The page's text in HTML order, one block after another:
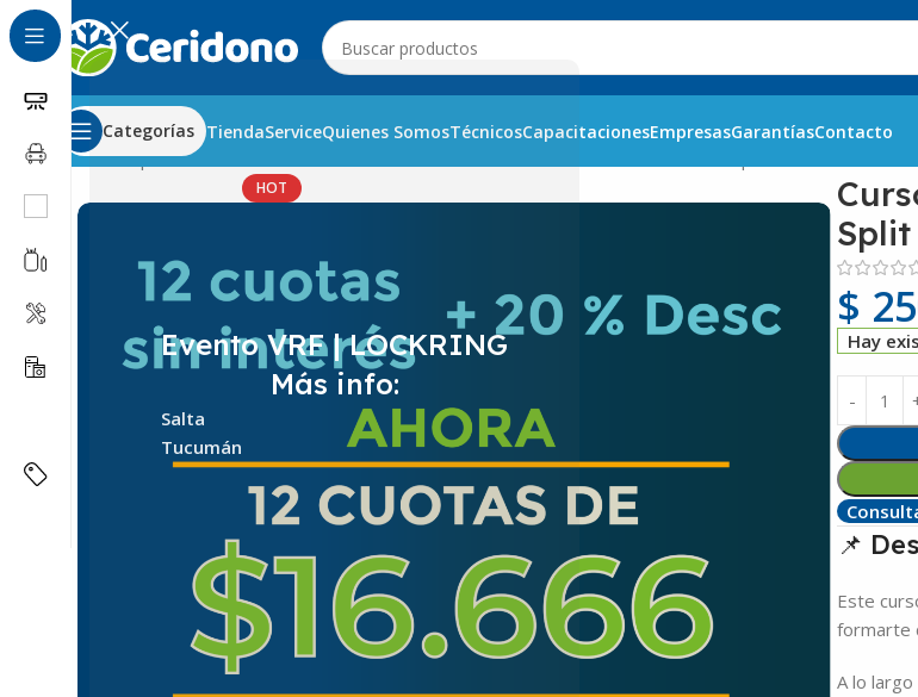
Evento VRF | LOCKRING
Más info:
Salta
Tucumán
Categorías TiendaServiceQuienes SomosTécnicosCapacitacionesEmpresasGarantíasContacto
Inicio Capacitaciones
HOT
$
Hay
📌
Este
formarte
A lo